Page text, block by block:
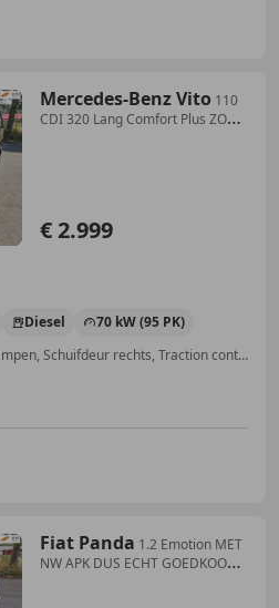
Mercedes-Benz Vito 110
CDI 320 Lang Comfort Plus ZO
€ 2.999
Diesel
70 kW (95 PK)
Centrale vergrendeling, Mistlampen, Schuifdeur rechts, Traction control
Fiat Panda 1.2 Emotion MET
NW APK DUS ECHT GOEDKOOP